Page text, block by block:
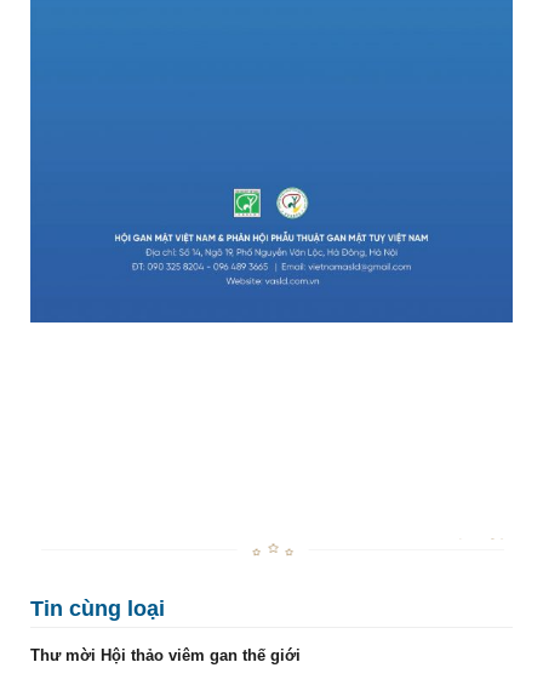
Tin cùng loại
Thư mời Hội thảo viêm gan thế giới